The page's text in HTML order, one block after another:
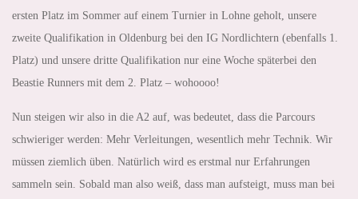
ersten Platz im Sommer auf einem Turnier in Lohne geholt, unsere
zweite Qualifikation in Oldenburg bei den IG Nordlichtern (ebenfalls 1.
Platz) und unsere dritte Qualifikation nur eine Woche späterbei den
Beastie Runners mit dem 2. Platz – wohoooo!
Nun steigen wir also in die A2 auf, was bedeutet, dass die Parcours
schwieriger werden: Mehr Verleitungen, wesentlich mehr Technik. Wir
müssen ziemlich üben. Natürlich wird es erstmal nur Erfahrungen
sammeln sein. Sobald man also weiß, dass man aufsteigt, muss man bei